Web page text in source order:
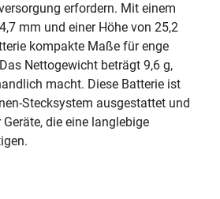
erfordern. Mit einem
mm und einer Höhe von 25,2
kompakte Maße für enge
Nettogewicht beträgt 9,6 g,
macht. Diese Batterie ist
Stecksystem ausgestattet und
die eine langlebige